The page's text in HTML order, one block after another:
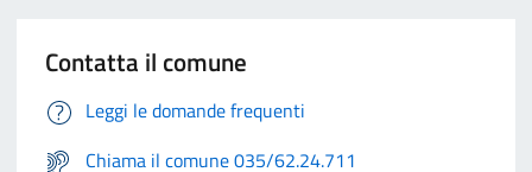
Contatta il comune
Leggi le domande frequenti
Chiama il comune 035/62.24.711